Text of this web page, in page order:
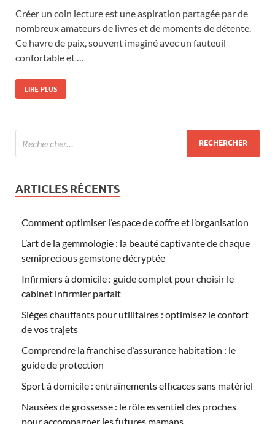
Créer un coin lecture est une aspiration partagée par de
nombreux amateurs de livres et de moments de détente.
Ce havre de paix, souvent imaginé avec un fauteuil
confortable et …
LIRE PLUS
ARTICLES RÉCENTS
Comment optimiser l’espace de coffre et l’organisation
L’art de la gemmologie : la beauté captivante de chaque
semiprecious gemstone décryptée
Infirmiers à domicile : guide complet pour choisir le
cabinet infirmier parfait
Sièges chauffants pour utilitaires : optimisez le confort
de vos trajets
Comprendre la franchise d’assurance habitation : le
guide de protection
Sport à domicile : entraînements efficaces sans matériel
Nausées de grossesse : le rôle essentiel des proches
pour accompagner les futures mamans